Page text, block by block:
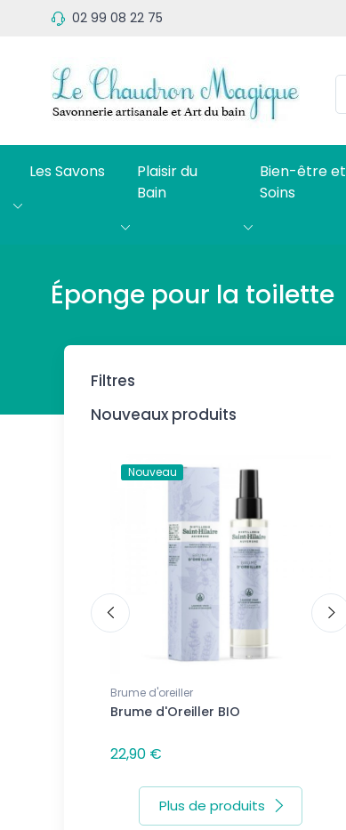
02 99 08 22 75
Les Savons
Plaisir du
Bain
Bien-être et
Soins
Éponge pour la toilette
Filtres
Nouveaux produits
Nouveau
Brume d'oreiller
Brume d'Oreiller BIO
22,90 €
Plus de produits